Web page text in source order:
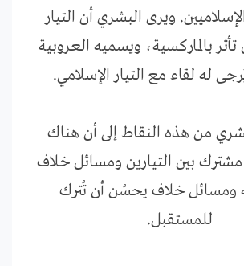
ويرى البشري أن التيار
بالماركسية، ويسميه العروبية
يُرجى له لقاء مع التيار الإسلامي.
من هذه النقاط إلى أن هناك
بين التيارين ومسائل خلاف
ومسائل خلاف يحسُن أن تُترك
للمستقبل.